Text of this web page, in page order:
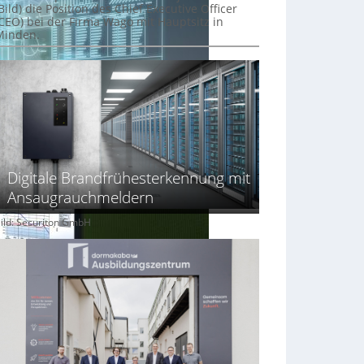
die Position des Chief Executive Officer
bei der Firma Wago mit Hauptsitz in
Digitale Brandfrühesterkennung mit
Ansaugrauchmeldern
Securiton GmbH